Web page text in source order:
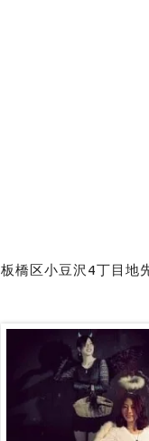
板橋区小豆沢4丁目地